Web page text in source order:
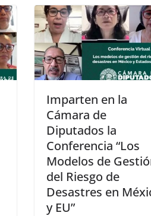
Imparten en la
Cámara de
Diputados la
Conferencia “Los
Modelos de
del Riesgo de
Desastres en
y EU”